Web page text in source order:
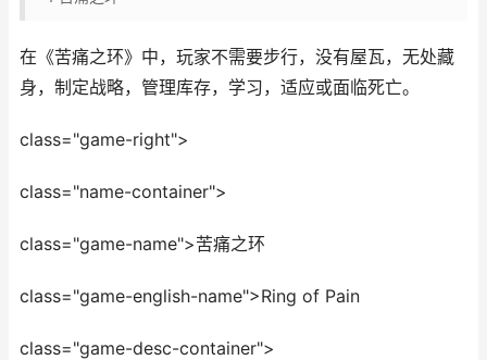
在《苦痛之环》中，玩家不需要步行，没有屋瓦，无处藏
身，制定战略，管理库存，学习，适应或面临死亡。
class="game-right">
class="name-container">
class="game-name">苦痛之环
class="game-english-name">Ring of Pain
class="game-desc-container">